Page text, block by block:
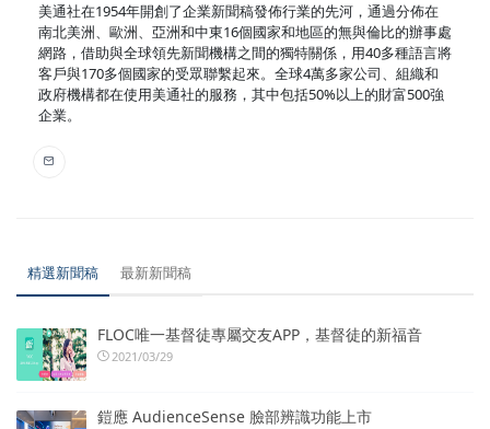
美通社在1954年開創了企業新聞稿發佈行業的先河，通過分佈在
南北美洲、歐洲、亞洲和中東16個國家和地區的無與倫比的辦事處
網路，借助與全球領先新聞機構之間的獨特關係，用40多種語言將
客戶與170多個國家的受眾聯繫起來。全球4萬多家公司、組織和
政府機構都在使用美通社的服務，其中包括50%以上的財富500強
企業。
精選新聞稿 最新新聞稿
FLOC唯一基督徒專屬交友APP，基督徒的新福音
2021/03/29
鎧應 AudienceSense 臉部辨識功能上市